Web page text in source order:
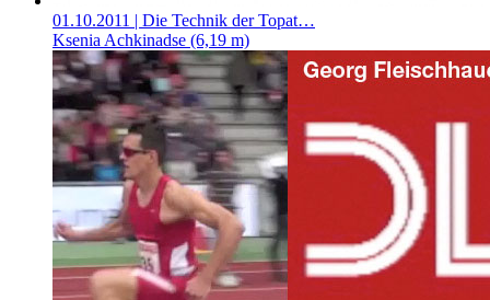
01.10.2011 | Die Technik der Topat…
Ksenia Achkinadse (6,19 m)